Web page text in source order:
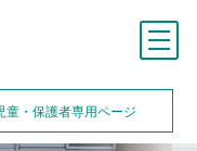
童・保護者専用ページ
メニュー